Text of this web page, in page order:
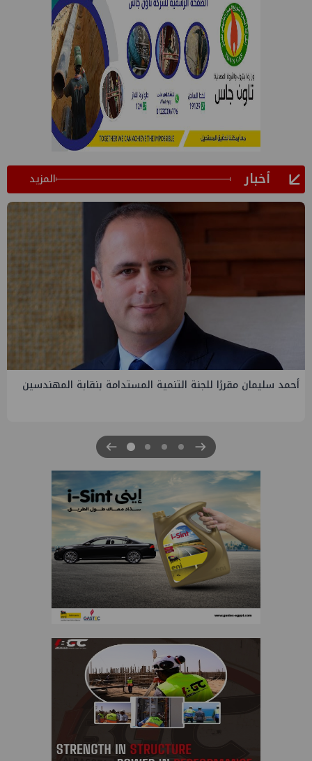
أخبار المزيد
PMS تنهي أعمال إنزال الخطوط البحرية الثلاث بمشروع المرحلة